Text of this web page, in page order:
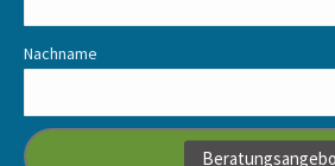
Nachname